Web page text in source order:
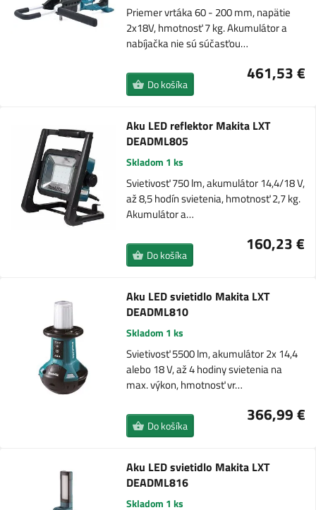
Priemer vrtáka 60 - 200 mm, napätie
2x18V, hmotnosť 7 kg. Akumulátor a
nabíjačka nie sú súčasťou…
461,53 €
Do košíka
Aku LED reflektor Makita LXT
DEADML805
Skladom 1 ks
Svietivosť 750 lm, akumulátor 14,4/18 V,
až 8,5 hodín svietenia, hmotnosť 2,7 kg.
Akumulátor a…
160,23 €
Do košíka
Aku LED svietidlo Makita LXT
DEADML810
Skladom 1 ks
Svietivosť 5500 lm, akumulátor 2x 14,4
alebo 18 V, až 4 hodiny svietenia na
max. výkon, hmotnosť vr…
366,99 €
Do košíka
Aku LED svietidlo Makita LXT
DEADML816
Skladom 1 ks